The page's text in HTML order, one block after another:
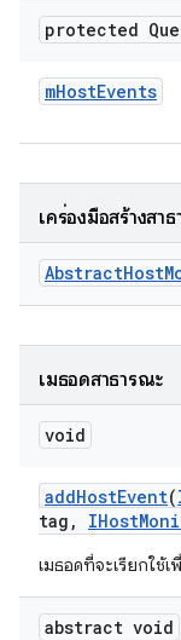
protected
mHostEvents
เครื่องมือสร้างสา
AbstractHost
เมธอดสาธารณะ
void
addHostEvent(
tag , IHost
เมธอดที่จะเรียกใช้
abstract void